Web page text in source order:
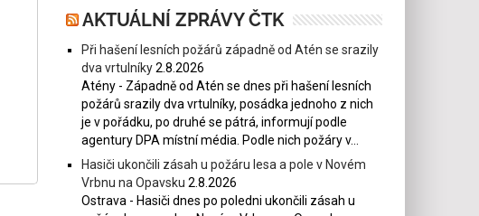
AKTUÁLNÍ ZPRÁVY ČTK
Při hašení lesních požárů západně od Atén se srazily
dva vrtulníky 2.8.2026
Atény - Západně od Atén se dnes při hašení lesních
požárů srazily dva vrtulníky, posádka jednoho z nich
je v pořádku, po druhé se pátrá, informují podle
agentury DPA místní média. Podle nich požáry v...
Hasiči ukončili zásah u požáru lesa a pole v Novém
Vrbnu na Opavsku 2.8.2026
Ostrava - Hasiči dnes po poledni ukončili zásah u